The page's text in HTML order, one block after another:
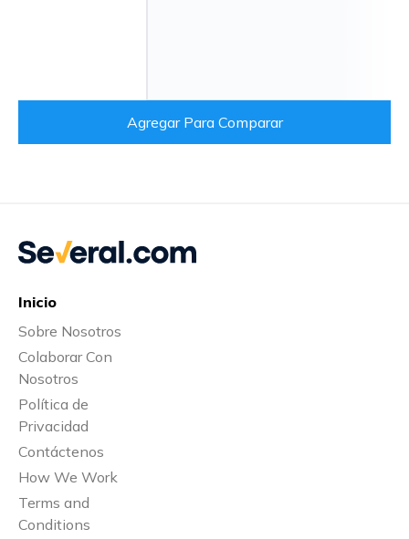
Agregar Para Comparar
Inicio
Sobre Nosotros
Colaborar Con
Nosotros
Política de
Privacidad
Contáctenos
How We Work
Terms and
Conditions